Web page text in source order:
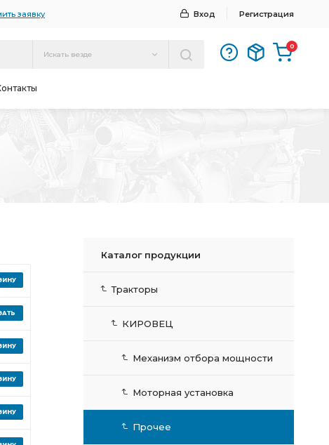
заявку Вход Регистрация
Искать везде
0
Каталог продукции
Тракторы
КИРОВЕЦ
Механизм отбора мощности
Моторная установка
Прочее